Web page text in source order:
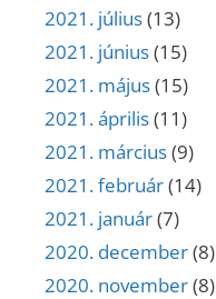
2021. július(13)
2021. június(15)
2021. május(15)
2021. április(11)
2021. március(9)
2021. február(14)
2021. január(7)
2020. december(8)
2020. november(8)